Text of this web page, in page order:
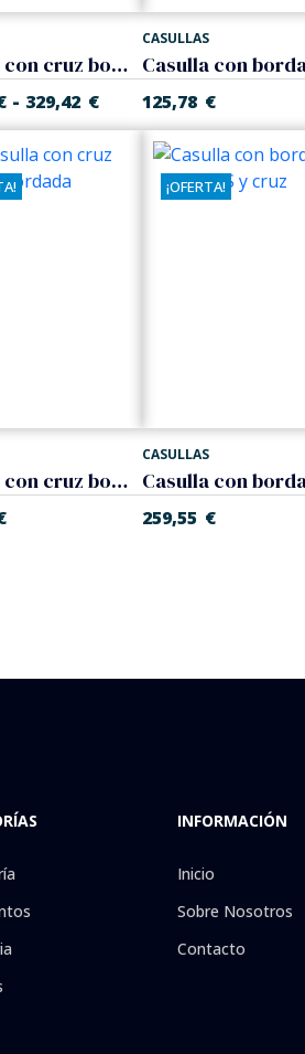
Casulla con cruz bordada
- 329,42 €
CASULLAS
125,78 €
Casulla con cruz bordada
¡OFERTA!
CASULLAS
259,55 €
INFORMACIÓN
Inicio
Sobre Nosotros
Contacto